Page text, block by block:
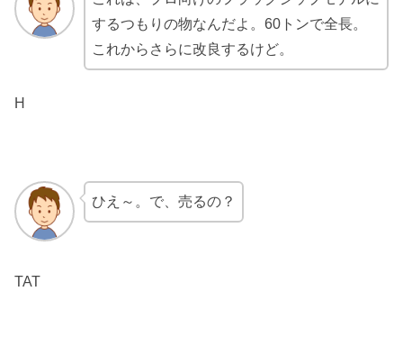
するつもりの物なんだよ。60トンで全長。
これからさらに改良するけど。
H
ひえ～。で、売るの？
TAT